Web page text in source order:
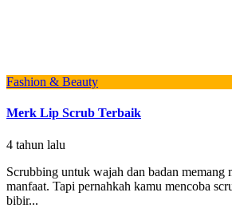
Fashion & Beauty
Merk Lip Scrub Terbaik
4 tahun lalu
Scrubbing untuk wajah dan badan memang
manfaat. Tapi pernahkah kamu mencoba
bibir...